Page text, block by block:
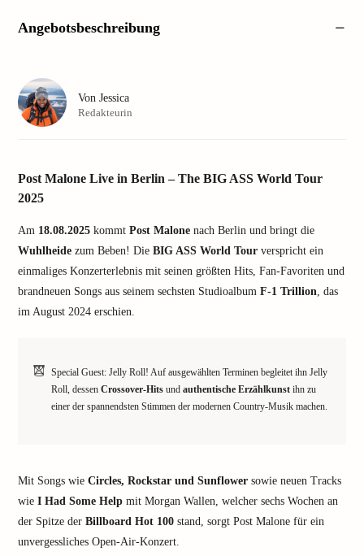
Angebotsbeschreibung
Post Malone Live in Berlin – The BIG ASS World Tour
2025
Am 18.08.2025 kommt Post Malone nach Berlin und bringt die
Wuhlheide zum Beben! Die BIG ASS World Tour verspricht ein
einmaliges Konzerterlebnis mit seinen größten Hits, Fan-Favoriten und
brandneuen Songs aus seinem sechsten Studioalbum F-1 Trillion, das
im August 2024 erschien.
Special Guest: Jelly Roll! Auf ausgewählten Terminen begleitet ihn Jelly
Roll, dessen Crossover-Hits und authentische Erzählkunst ihn zu
einer der spannendsten Stimmen der modernen Country-Musik machen.
Mit Songs wie Circles, Rockstar und Sunflower sowie neuen Tracks
wie I Had Some Help mit Morgan Wallen, welcher sechs Wochen an
der Spitze der Billboard Hot 100 stand, sorgt Post Malone für ein
unvergessliches Open-Air-Konzert.
Von Jessica
Redakteurin